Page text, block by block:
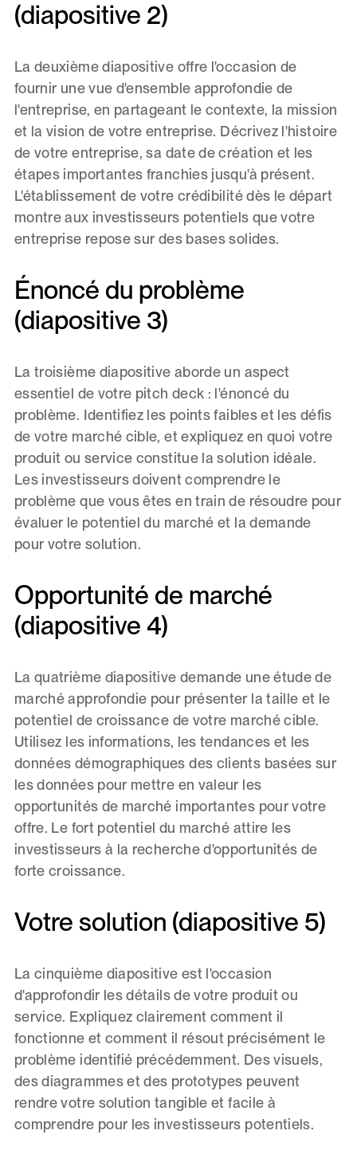
(diapositive 2)
La deuxième diapositive offre l'occasion de
fournir une vue d'ensemble approfondie de
l'entreprise, en partageant le contexte, la mission
et la vision de votre entreprise. Décrivez l'histoire
de votre entreprise, sa date de création et les
étapes importantes franchies jusqu'à présent.
L'établissement de votre crédibilité dès le départ
montre aux investisseurs potentiels que votre
entreprise repose sur des bases solides.
Énoncé du problème
(diapositive 3)
La troisième diapositive aborde un aspect
essentiel de votre pitch deck : l'énoncé du
problème. Identifiez les points faibles et les défis
de votre marché cible, et expliquez en quoi votre
produit ou service constitue la solution idéale.
Les investisseurs doivent comprendre le
problème que vous êtes en train de résoudre pour
évaluer le potentiel du marché et la demande
pour votre solution.
Opportunité de marché
(diapositive 4)
La quatrième diapositive demande une étude de
marché approfondie pour présenter la taille et le
potentiel de croissance de votre marché cible.
Utilisez les informations, les tendances et les
données démographiques des clients basées sur
les données pour mettre en valeur les
opportunités de marché importantes pour votre
offre. Le fort potentiel du marché attire les
investisseurs à la recherche d'opportunités de
forte croissance.
Votre solution (diapositive 5)
La cinquième diapositive est l'occasion
d'approfondir les détails de votre produit ou
service. Expliquez clairement comment il
fonctionne et comment il résout précisément le
problème identifié précédemment. Des visuels,
des diagrammes et des prototypes peuvent
rendre votre solution tangible et facile à
comprendre pour les investisseurs potentiels.